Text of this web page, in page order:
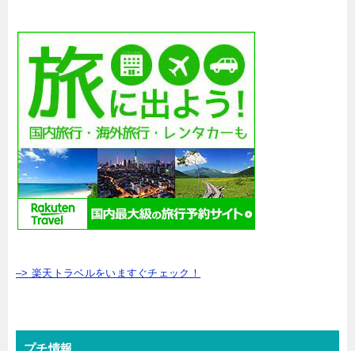
–> 楽天トラベルをいますぐチェック！